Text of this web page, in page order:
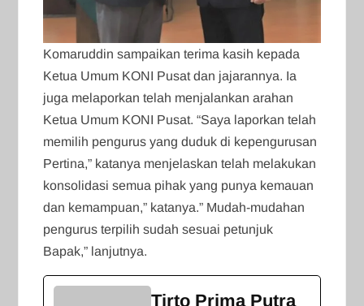
Komaruddin sampaikan terima kasih kepada
Ketua Umum KONI Pusat dan jajarannya. Ia
juga melaporkan telah menjalankan arahan
Ketua Umum KONI Pusat. “Saya laporkan telah
memilih pengurus yang duduk di kepengurusan
Pertina,” katanya menjelaskan telah melakukan
konsolidasi semua pihak yang punya kemauan
dan kemampuan,” katanya.” Mudah-mudahan
pengurus terpilih sudah sesuai petunjuk
Bapak,” lanjutnya.
Tirto Prima Putra